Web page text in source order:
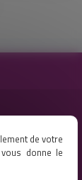
de votre
donne le
lettre